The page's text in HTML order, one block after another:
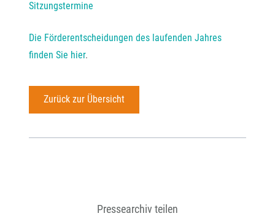
Sitzungstermine
Die Förderentscheidungen des laufenden Jahres
finden Sie hier.
Zurück zur Übersicht
Pressearchiv teilen